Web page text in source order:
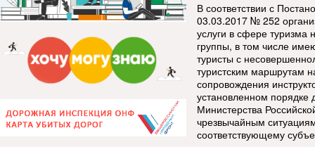
В соответствии с
03.03.2017 № 252
услуги в сфере туризма
группы, в том числе
туристы с
туристским маршрутам
сопровождения
установленном
Министерства
чрезвычайным
соответствующему